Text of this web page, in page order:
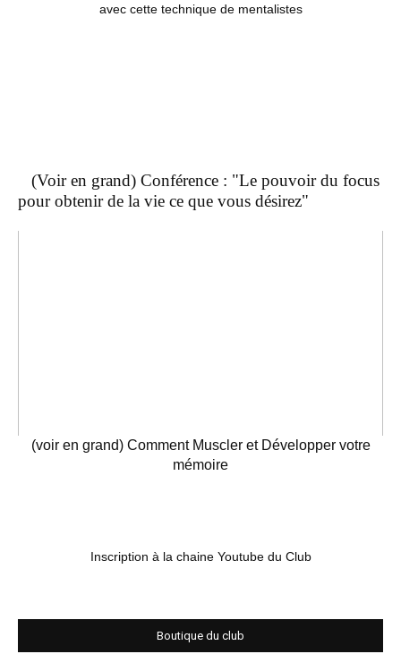
avec cette technique de mentalistes
(Voir en grand) Conférence : "Le pouvoir du focus
pour obtenir de la vie ce que vous désirez"
(voir en grand) Comment Muscler et Développer votre
mémoire
Inscription à la chaine Youtube du Club
Boutique du club